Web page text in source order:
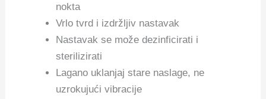
nokta
Vrlo tvrd i izdržljiv nastavak
Nastavak se može dezinficirati i
sterilizirati
Lagano uklanjaj stare naslage, ne
uzrokujući vibracije